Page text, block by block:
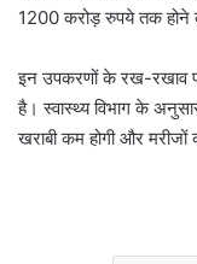
1200 करोड़ रुपये तक होने
इन उपकरणों के रख-रखाव
है। स्वास्थ्य विभाग के
खराबी कम होगी और मरीजों